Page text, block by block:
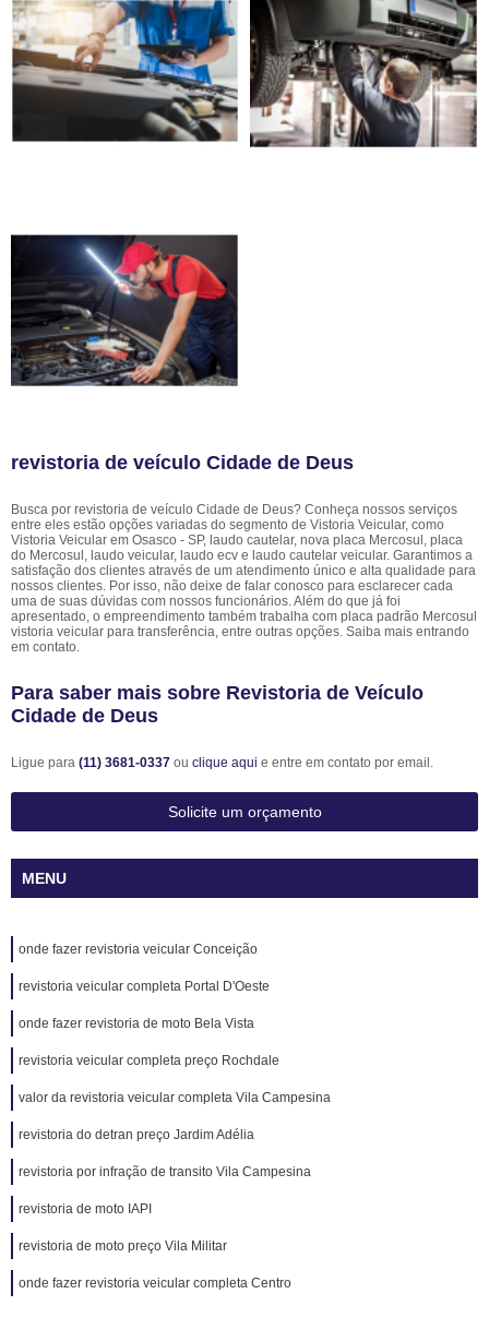
revistoria de veículo Cidade de Deus
Busca por revistoria de veículo Cidade de Deus? Conheça nossos serviços
entre eles estão opções variadas do segmento de Vistoria Veicular, como
Vistoria Veicular em Osasco - SP, laudo cautelar, nova placa Mercosul, placa
do Mercosul, laudo veicular, laudo ecv e laudo cautelar veicular. Garantimos a
satisfação dos clientes através de um atendimento único e alta qualidade para
nossos clientes. Por isso, não deixe de falar conosco para esclarecer cada
uma de suas dúvidas com nossos funcionários. Além do que já foi
apresentado, o empreendimento também trabalha com placa padrão Mercosul
vistoria veicular para transferência, entre outras opções. Saiba mais entrando
em contato.
Para saber mais sobre Revistoria de Veículo
Cidade de Deus
Ligue para (11) 3681-0337 ou clique aqui e entre em contato por email.
Solicite um orçamento
MENU
onde fazer revistoria veicular Conceição
revistoria veicular completa Portal D'Oeste
onde fazer revistoria de moto Bela Vista
revistoria veicular completa preço Rochdale
valor da revistoria veicular completa Vila Campesina
revistoria do detran preço Jardim Adélia
revistoria por infração de transito Vila Campesina
revistoria de moto IAPI
revistoria de moto preço Vila Militar
onde fazer revistoria veicular completa Centro